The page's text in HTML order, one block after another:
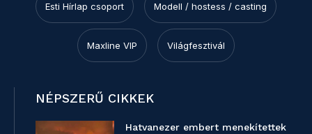
Esti Hírlap csoport Modell / hostess / casting
Maxline VIP Világfesztivál
NÉPSZERŰ CIKKEK
Hatvanezer embert menekítettek